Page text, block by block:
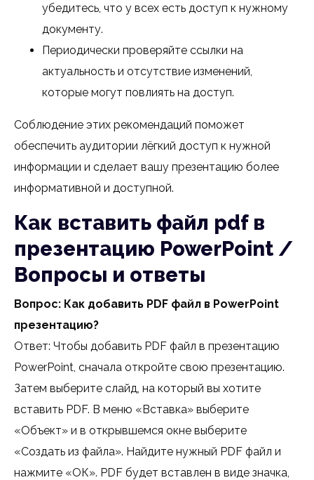
убедитесь, что у всех есть доступ к нужному
документу.
Периодически проверяйте ссылки на
актуальность и отсутствие изменений,
которые могут повлиять на доступ.
Соблюдение этих рекомендаций поможет
обеспечить аудитории лёгкий доступ к нужной
информации и сделает вашу презентацию более
информативной и доступной.
Как вставить файл pdf в
презентацию PowerPoint /
Вопросы и ответы
Вопрос: Как добавить PDF файл в PowerPoint
презентацию?
Ответ: Чтобы добавить PDF файл в презентацию
PowerPoint, сначала откройте свою презентацию.
Затем выберите слайд, на который вы хотите
вставить PDF. В меню «Вставка» выберите
«Объект» и в открывшемся окне выберите
«Создать из файла». Найдите нужный PDF файл и
нажмите «ОК». PDF будет вставлен в виде значка,